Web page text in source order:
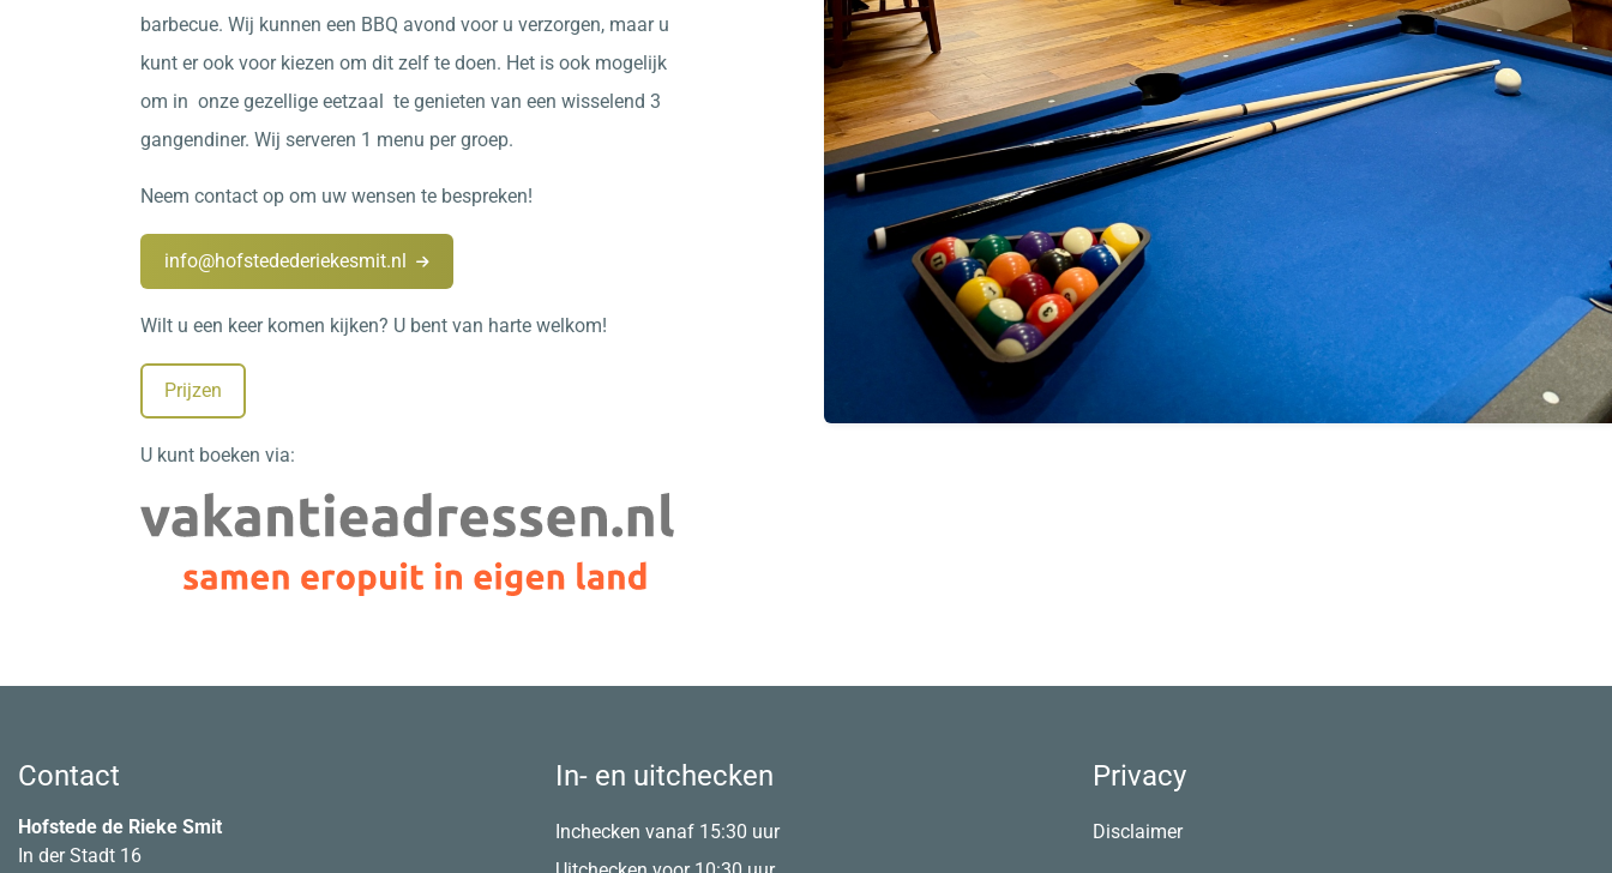
barbecue. Wij kunnen een BBQ avond voor u verzorgen, maar u
kunt er ook voor kiezen om dit zelf te doen. Het is ook mogelijk
om in onze gezellige eetzaal te genieten van een wisselend 3
gangendiner. Wij serveren 1 menu per groep.
Neem contact op om uw wensen te bespreken!
info@hofstedederiekesmit.nl
Wilt u een keer komen kijken? U bent van harte welkom!
Prijzen
U kunt boeken via:
Contact
Hofstede de Rieke Smit
In der Stadt 16
In- en uitchecken
Inchecken vanaf 15:30 uur
Privacy
Disclaimer